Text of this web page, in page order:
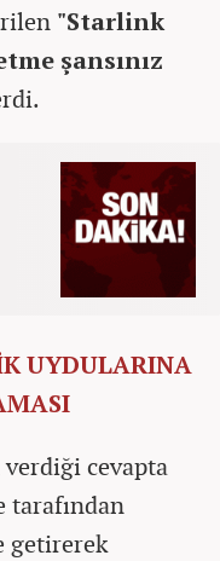
"Starlink
şansınız
UYDULARINA
verdiği cevapta
tarafından
getirerek